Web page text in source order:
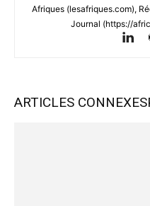
Afriques (lesafriques.com),
Journal (https://
ARTICLES CONNEXES